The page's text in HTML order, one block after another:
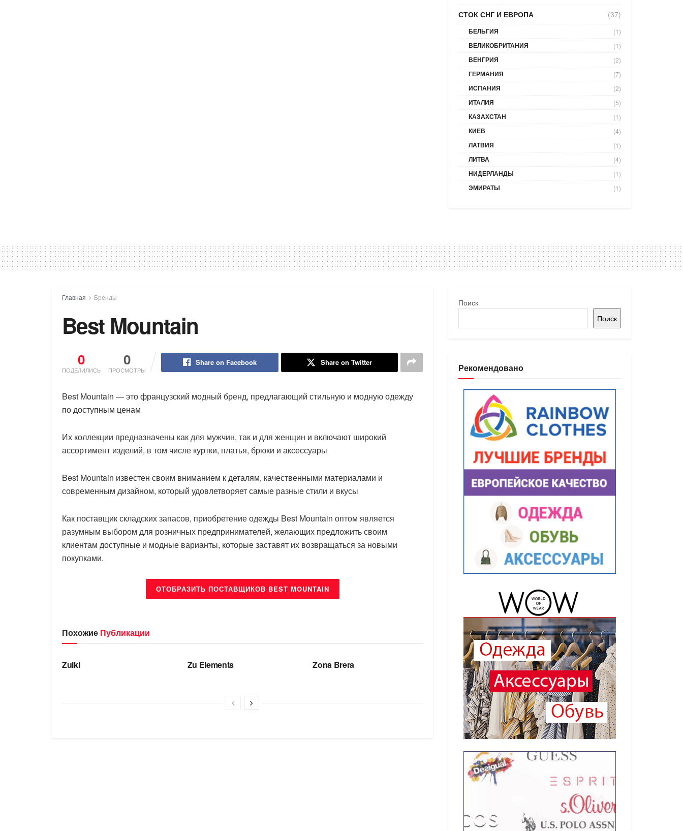
СТОК СНГ И ЕВРОПА (37)
БЕЛЬГИЯ (1)
ВЕЛИКОБРИТАНИЯ (1)
ВЕНГРИЯ (2)
ГЕРМАНИЯ (7)
ИСПАНИЯ (2)
ИТАЛИЯ (5)
КАЗАХСТАН (1)
КИЕВ (4)
ЛАТВИЯ (1)
ЛИТВА (4)
НИДЕРЛАНДЫ (1)
ЭМИРАТЫ (1)
Главная Бренды
Best Mountain
0
ПОДЕЛИЛИСЬ
0
ПРОСМОТРЫ
Share on Facebook Share on Twitter
Best Mountain — это французский модный бренд, предлагающий стильную и модную одежду
по доступным ценам
Их коллекции предназначены как для мужчин, так и для женщин и включают широкий
ассортимент изделий, в том числе куртки, платья, брюки и аксессуары
Best Mountain известен своим вниманием к деталям, качественными материалами и
современным дизайном, который удовлетворяет самые разные стили и вкусы
Как поставщик складских запасов, приобретение одежды Best Mountain оптом является
разумным выбором для розничных предпринимателей, желающих предложить своим
клиентам доступные и модные варианты, которые заставят их возвращаться за новыми
покупками.
ОТОБРАЗИТЬ ПОСТАВЩИКОВ BEST MOUNTAIN
Похожие Публикации
БРЕНДЫ
Zuiki Zu Elements Zona Brera
Поиск
Поиск
Рекомендовано